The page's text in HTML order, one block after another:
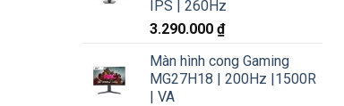
IPS | 260Hz
3.290.000 ₫
Màn hình cong Gaming
MG27H18 | 200Hz |1500R
| VA